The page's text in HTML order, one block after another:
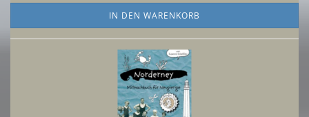
IN DEN WARENKORB